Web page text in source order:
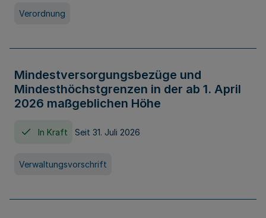
Verordnung
Mindestversorgungsbezüge und
Mindesthöchstgrenzen in der ab 1. April
2026 maßgeblichen Höhe
In Kraft Seit 31. Juli 2026
Verwaltungsvorschrift